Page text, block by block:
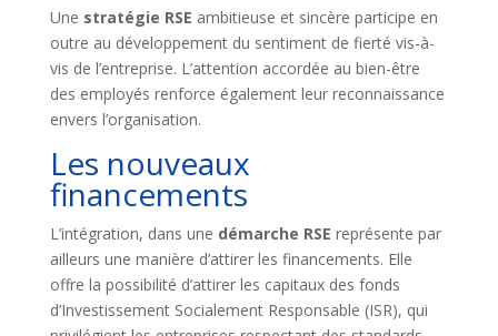
Une stratégie RSE ambitieuse et sincère participe en
outre au développement du sentiment de fierté vis-à-
vis de l’entreprise. L’attention accordée au bien-être
des employés renforce également leur reconnaissance
envers l’organisation.
Les nouveaux
financements
L’intégration, dans une démarche RSE représente par
ailleurs une manière d’attirer les financements. Elle
offre la possibilité d’attirer les capitaux des fonds
d’Investissement Socialement Responsable (ISR), qui